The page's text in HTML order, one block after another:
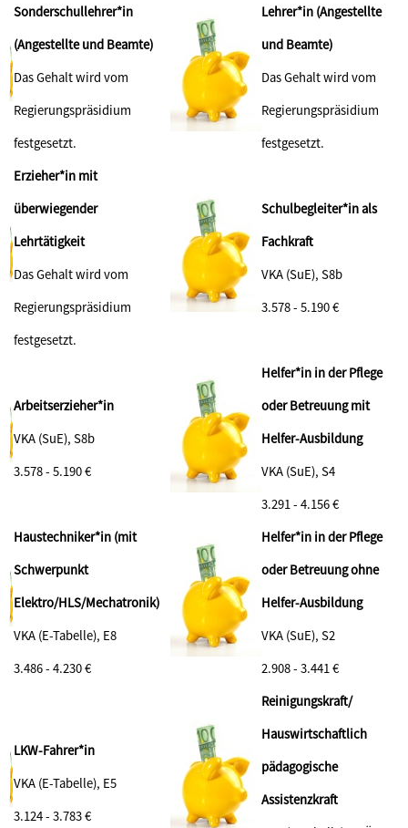
Sonderschullehrer*in
(Angestellte und Beamte)
Das Gehalt wird vom
Regierungspräsidium
festgesetzt.
Lehrer*in (Angestellte
und Beamte)
Das Gehalt wird vom
Regierungspräsidium
festgesetzt.
Erzieher*in mit
überwiegender
Lehrtätigkeit
Das Gehalt wird vom
Regierungspräsidium
festgesetzt.
Schulbegleiter*in als
Fachkraft
VKA (SuE), S8b
3.578 - 5.190 €
Arbeitserzieher*in
VKA (SuE), S8b
3.578 - 5.190 €
Helfer*in in der Pflege
oder Betreuung mit
Helfer-Ausbildung
VKA (SuE), S4
3.291 - 4.156 €
Haustechniker*in (mit
Schwerpunkt
Elektro/HLS/Mechatronik)
VKA (E-Tabelle), E8
3.486 - 4.230 €
Helfer*in in der Pflege
oder Betreuung ohne
Helfer-Ausbildung
VKA (SuE), S2
2.908 - 3.441 €
LKW-Fahrer*in
VKA (E-Tabelle), E5
3.124 - 3.783 €
Reinigungskraft/
Hauswirtschaftlich
pädagogische
Assistenzkraft